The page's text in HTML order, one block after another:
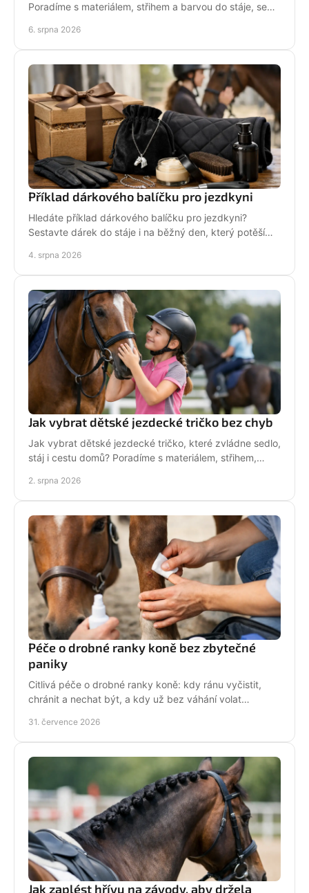
Poradíme s materiálem, střihem a barvou do stáje, sedla
6. srpna 2026
Příklad dárkového balíčku pro jezdkyni
Hledáte příklad dárkového balíčku pro jezdkyni?
Sestavte dárek do stáje i na běžný den, který potěší
4. srpna 2026
Jak vybrat dětské jezdecké tričko bez chyb
Jak vybrat dětské jezdecké tričko, které zvládne sedlo,
stáj i cestu domů? Poradíme s materiálem, střihem,
2. srpna 2026
Péče o drobné ranky koně bez zbytečné
paniky
Citlivá péče o drobné ranky koně: kdy ránu vyčistit,
chránit a nechat být, a kdy už bez váhání volat
31. července 2026
Jak zaplést hřívu na závody, aby držela